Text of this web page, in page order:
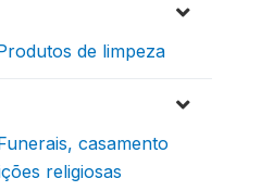
de limpeza
casamento
religiosas